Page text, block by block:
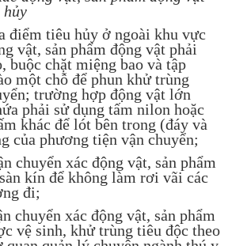
hủy
điểm tiêu hủy ở ngoài khu vực
vật, sản phẩm động vật phải
buộc chặt miệng bao và tập
một chỗ để phun khử trùng
trường hợp động vật lớn
phải sử dụng tấm nilon hoặc
khác để lót bên trong (đáy và
của phương tiện vận chuyển;
chuyển xác động vật, sản phẩm
kín để không làm rơi vãi các
đi;
chuyển xác động vật, sản phẩm
vệ sinh, khử trùng tiêu độc theo